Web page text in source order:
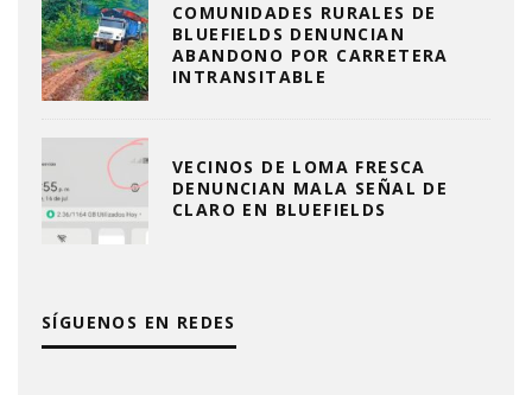
COMUNIDADES RURALES DE
BLUEFIELDS DENUNCIAN
ABANDONO POR CARRETERA
INTRANSITABLE
VECINOS DE LOMA FRESCA
DENUNCIAN MALA SEÑAL DE
CLARO EN BLUEFIELDS
SÍGUENOS EN REDES